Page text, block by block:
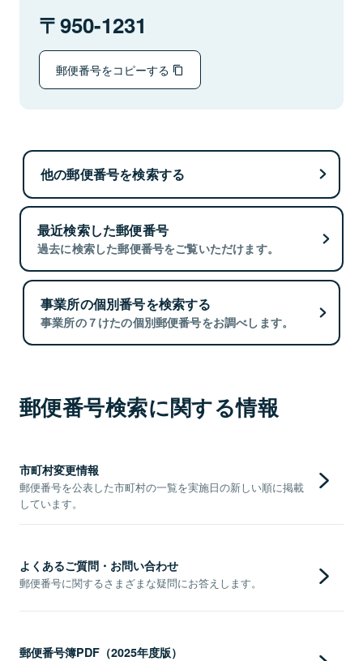
950-1231
郵便番号をコピーする
他の郵便番号を検索する
最近検索した郵便番号
過去に検索した郵便番号をご覧いただけます。
事業所の個別番号を検索する
事業所の７けたの個別郵便番号をお調べします。
郵便番号検索に関する情報
市町村変更情報
郵便番号を公表した市町村の一覧を実施日の新しい順に掲載
しています。
よくあるご質問・お問い合わせ
郵便番号に関するさまざまな疑問にお答えします。
郵便番号簿PDF（2025年度版）